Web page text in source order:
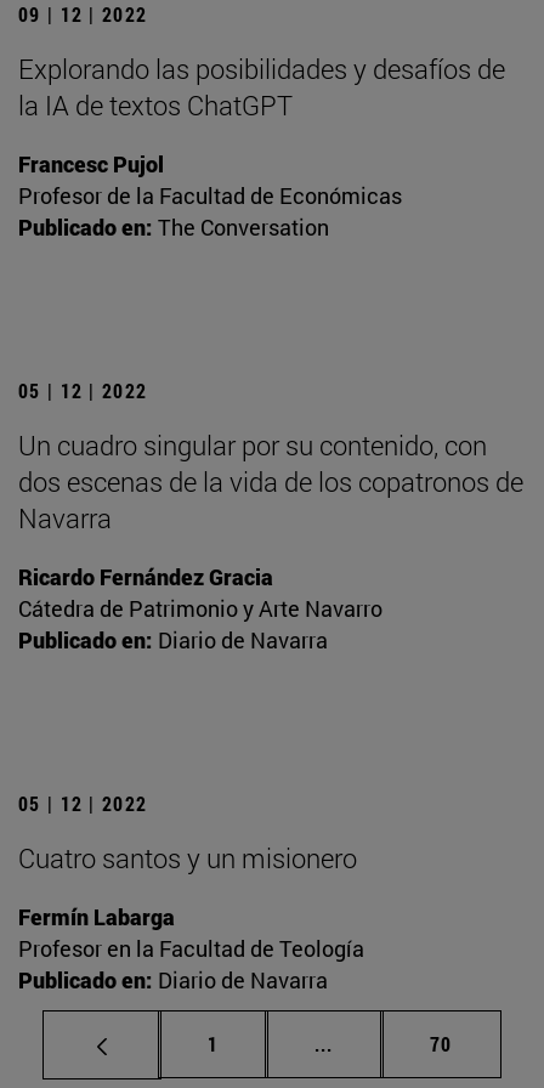
09 | 12 | 2022
Explorando las posibilidades y desafíos de
la IA de textos ChatGPT
Francesc Pujol
Profesor de la Facultad de Económicas
Publicado en: The Conversation
05 | 12 | 2022
Un cuadro singular por su contenido, con
dos escenas de la vida de los copatronos de
Navarra
Ricardo Fernández Gracia
Cátedra de Patrimonio y Arte Navarro
Publicado en: Diario de Navarra
05 | 12 | 2022
Cuatro santos y un misionero
Fermín Labarga
Profesor en la Facultad de Teología
Publicado en: Diario de Navarra
Página
1 ... Páginas intermedias
Página
70